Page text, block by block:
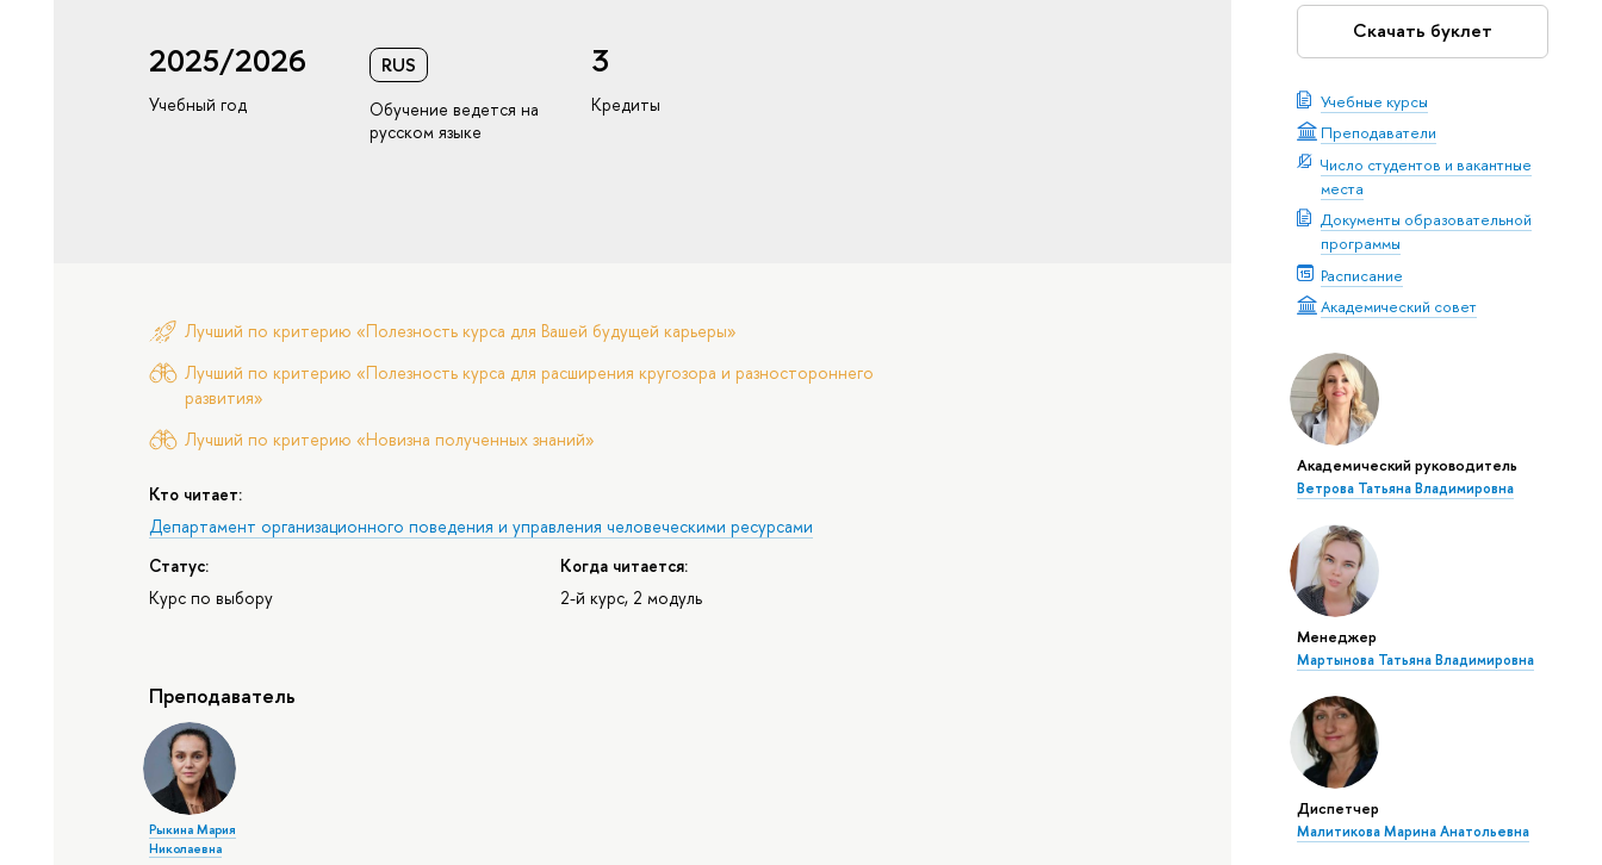
Скачать буклет
Учебные курсы
Преподаватели
Число студентов и вакантные
места
Документы образовательной
программы
Расписание
Академический совет
Академический руководитель
Ветрова Татьяна Владимировна
Менеджер
Мартынова Татьяна Владимировна
Диспетчер
Малитикова Марина Анатольевна
2025/2026
Учебный год
RUS
Обучение ведется на
русском языке
3
Кредиты
Лучший по критерию «Полезность курса для Вашей будущей карьеры»
Лучший по критерию «Полезность курса для расширения кругозора и разностороннего
развития»
Лучший по критерию «Новизна полученных знаний»
Кто читает:
Департамент организационного поведения и управления человеческими ресурсами
Статус:
Курс по выбору
Когда читается:
2-й курс, 2 модуль
Преподаватель
Рыкина Мария
Николаевна